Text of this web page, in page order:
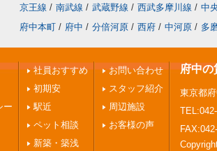
京王線 / 南武線 / 武蔵野線 / 西武多摩川線 / 中
府中本町 / 府中 / 分倍河原 / 西府 / 中河原 / 多
ー
社員おすすめ
初期安
駅近
ペット相談
新築・築浅
お問い合わせ
スタッフ紹介
周辺施設
お客様の声
府中の
東京都